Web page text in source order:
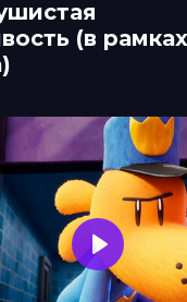
(в рамках
Play